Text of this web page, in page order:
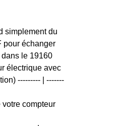
simplement du
pour échanger
le 19160
électrique avec
--------- | -------
compteur